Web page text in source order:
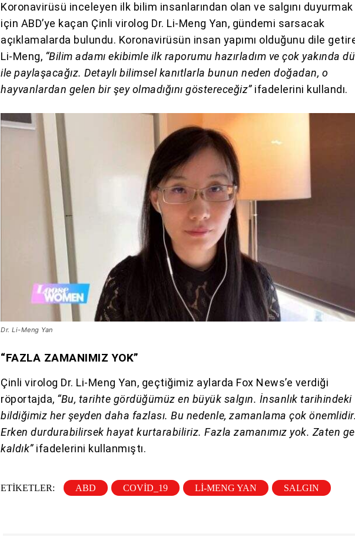
Koronavirüsü inceleyen ilk bilim insanlarından olan ve salgını duyurmak
için ABD’ye kaçan Çinli virolog Dr. Li-Meng Yan, gündemi sarsacak
açıklamalarda bulundu. Koronavirüsün insan yapımı olduğunu dile
Li-Meng, “Bilim adamı ekibimle ilk raporumu hazırladım ve çok yakında
ile paylaşacağız. Detaylı bilimsel kanıtlarla bunun neden doğadan, o
hayvanlardan gelen bir şey olmadığını göstereceğiz” ifadelerini kullandı.
Dr. Li-Meng Yan
“FAZLA ZAMANIMIZ YOK”
Çinli virolog Dr. Li-Meng Yan, geçtiğimiz aylarda Fox News’e verdiği
röportajda, “Bu, tarihte gördüğümüz en büyük salgın. İnsanlık tarihindeki
bildiğimiz her şeyden daha fazlası. Bu nedenle, zamanlama çok önemlidir.
Erken durdurabilirsek hayat kurtarabiliriz. Fazla zamanımız yok. Zaten
kaldık” ifadelerini kullanmıştı.
ETIKETLER: ABD COVID_19 LI-MENG YAN SALGIN